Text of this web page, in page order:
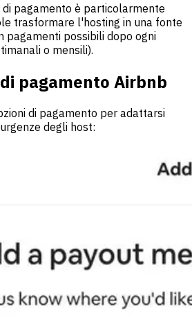
pagamento è particolarmente
trasformare l'hosting in una fonte
pagamenti possibili dopo ogni
o mensili).
pagamento Airbnb
di pagamento per adattarsi
degli host: